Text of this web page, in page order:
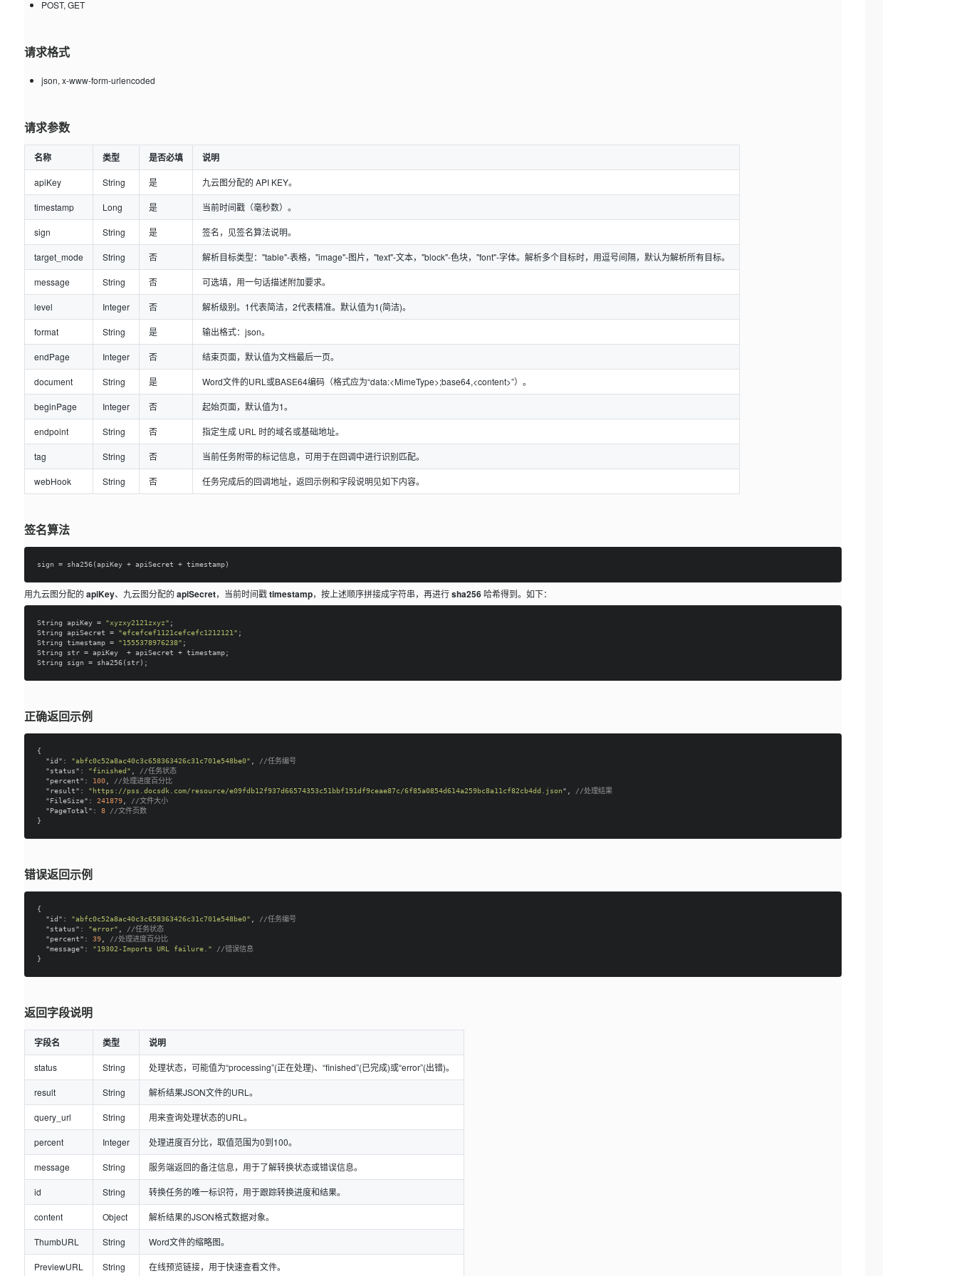
POST, GET
请求格式
json, x-www-form-urlencoded
请求参数
名称 类型 是否必填 说明
apiKey String 是 九云图分配的 API KEY。
timestamp Long 是 当前时间戳（毫秒数）。
sign String 是 签名，见签名算法说明。
target_mode String 否 解析目标类型："table"-表格，"image"-图片，"text"-文本，"block"-色块，"font"-字体。解析多个目标时，用逗号间隔，默认为解析所有目标。
message String 否 可选填，用一句话描述附加要求。
level Integer 否 解析级别。1代表简洁，2代表精准。默认值为1(简洁)。
format String 是 输出格式：json。
endPage Integer 否 结束页面，默认值为文档最后一页。
document String 是 Word文件的URL或BASE64编码（格式应为“data:<MimeType>;base64,<content>”）。
beginPage Integer 否 起始页面，默认值为1。
endpoint String 否 指定生成 URL 时的域名或基础地址。
tag String 否 当前任务附带的标记信息，可用于在回调中进行识别匹配。
webHook String 否 任务完成后的回调地址，返回示例和字段说明见如下内容。
签名算法
用九云图分配的 apiKey、九云图分配的 apiSecret，当前时间戳timestamp，按上述顺序拼接成字符串，再进行sha256哈希得到。如下：
String apiKey = "xyzxy2121zxyz" ;
String apiSecret =
"efcefcef1121cefcefc1212121" ;
String timestamp =
"1555378976238" ;
String str = apiKey  + apiSecret + timestamp;
正确返回示例
{
"id" : "abfc0c52a8ac40c3c658363426c31c701e548be0"
//任务编号
"status" : "finished"
//任务状态
"percent" : 100,
//处理进度百分比
"result" : "https://pss.docsdk.com/resource/e09fdb12f937d66574353c51bbf191df9ceae87c/6f85a0854d614a259bc8a11cf82cb4dd. json"
//处理结果
"FileSize" : 241879,
//文件大小
"PageTotal" : 8
//文件页数
错误返回示例
{
"id" : "abfc0c52a8ac40c3c658363426c31c701e548be0"
//任务编号
"status" : "error"
//任务状态
"percent" : 39,
//处理进度百分比
"message" : "19302-Imports URL failure."
//错误信息
返回字段说明
字段名 类型 说明
status String 处理状态，可能值为“processing”(正在处理)、“finished”(已完成)或“error”(出错)。
result String 解析结果JSON文件的URL。
query_url String 用来查询处理状态的URL。
percent Integer 处理进度百分比，取值范围为0到100。
message String 服务端返回的备注信息，用于了解转换状态或错误信息。
id String 转换任务的唯一标识符，用于跟踪转换进度和结果。
content Object 解析结果的JSON格式数据对象。
ThumbURL String Word文件的缩略图。
PreviewURL String 在线预览链接，用于快速查看文件。